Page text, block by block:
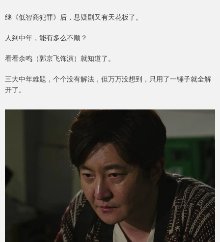
继《低智商犯罪》后，悬疑剧又有天花板了。
人到中年，能有多么不顺？
看看余鸣（郭京飞饰演）就知道了。
三大中年难题，个个没有解法，但万万没想到，只用了一锤子就全解
开了。